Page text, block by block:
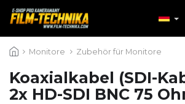
Inhalt Monitore Zubehör für Monitore
Koaxialkabel (SDI-
2x HD-SDI BNC 75